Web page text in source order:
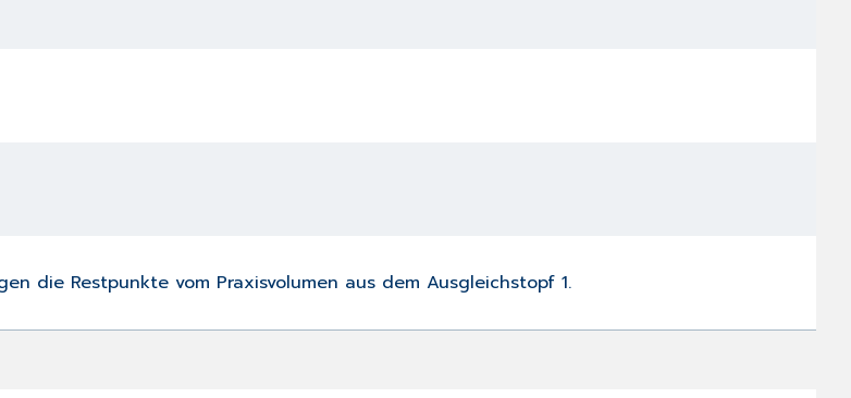
die Restpunkte vom Praxisvolumen aus dem Ausgleichstopf 1.